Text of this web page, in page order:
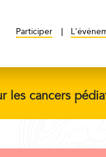
Participer
les cancers